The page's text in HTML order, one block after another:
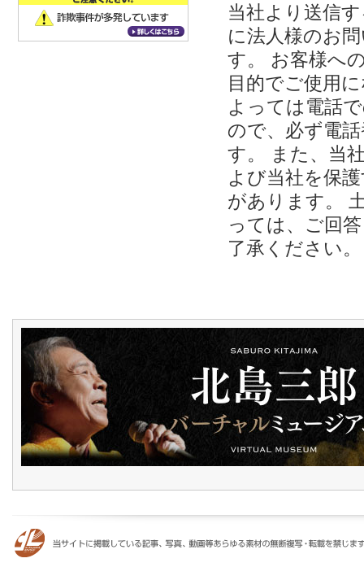
当社より送信
に法人様のお
す。 お客様へ
目的でご使用
よっては電話
ので、必ず電
す。 また、当
よび当社を保
があります。
っては、ご回
了承ください。